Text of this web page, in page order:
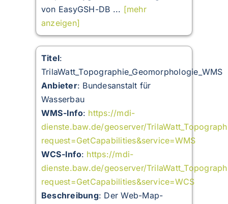
von EasyGSH-DB ... [mehr
anzeigen]
Titel:
TrilaWatt_Topographie_Geomorphologie_WMS
Anbieter: Bundesanstalt für
Wasserbau
WMS-Info: https://mdi-
dienste.baw.de/geoserver/
request=GetCapabilities&service=WMS
WCS-Info: https://mdi-
dienste.baw.de/geoserver/
request=GetCapabilities&service=WCS
Beschreibung: Der Web-Map-